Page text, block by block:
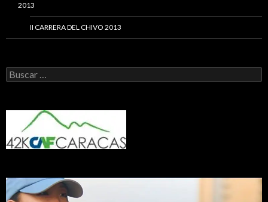
2013
II CARRERA DEL CHIVO 2013
Buscar: